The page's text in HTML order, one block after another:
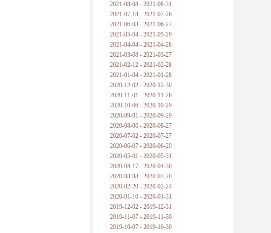
2021-08-08 - 2021-08-31
2021-07-18 - 2021-07-26
2021-06-03 - 2021-06-27
2021-05-04 - 2021-05-29
2021-04-04 - 2021-04-28
2021-03-08 - 2021-03-27
2021-02-12 - 2021-02-28
2021-01-04 - 2021-01-28
2020-12-02 - 2020-12-30
2020-11-01 - 2020-11-26
2020-10-06 - 2020-10-29
2020-09-01 - 2020-09-29
2020-08-06 - 2020-08-27
2020-07-02 - 2020-07-27
2020-06-07 - 2020-06-29
2020-05-01 - 2020-05-31
2020-04-17 - 2020-04-30
2020-03-08 - 2020-03-20
2020-02-20 - 2020-02-24
2020-01-10 - 2020-01-31
2019-12-02 - 2019-12-31
2019-11-07 - 2019-11-30
2019-10-07 - 2019-10-30